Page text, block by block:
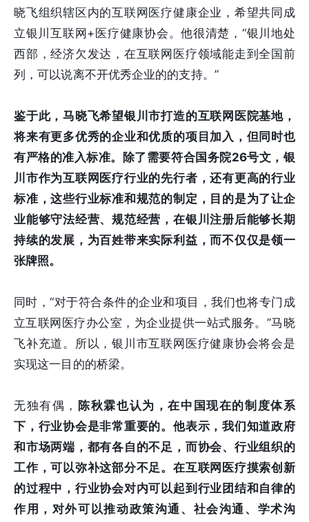
晓飞组织辖区内的互联网医疗健康企业，希望共同成
立银川互联网+医疗健康协会。他很清楚，“银川地处
西部，经济欠发达，在互联网医疗领域能走到全国前
列，可以说离不开优秀企业的的支持。”
鉴于此，马晓飞希望银川市打造的互联网医院基地，
将来有更多优秀的企业和优质的项目加入，但同时也
有严格的准入标准。除了需要符合国务院26号文，银
川市作为互联网医疗行业的先行者，还有更高的行业
标准，这些行业标准和规范的制定，目的是为了让企
业能够守法经营、规范经营，在银川注册后能够长期
持续的发展，为百姓带来实际利益，而不仅仅是领一
张牌照。
同时，“对于符合条件的企业和项目，我们也将专门成
立互联网医疗办公室，为企业提供一站式服务。”马晓
飞补充道。所以，银川市互联网医疗健康协会将会是
实现这一目的的桥梁。
无独有偶， 陈秋霖也认为，在中国现在的制度体系
下，行业协会是非常重要的。他表示，我们知道政府
和市场两端，都有各自的不足，而协会、行业组织的
工作，可以弥补这部分不足。在互联网医疗摸索创新
的过程中，行业协会对内可以起到行业团结和自律的
作用，对外可以推动政策沟通、社会沟通、学术沟